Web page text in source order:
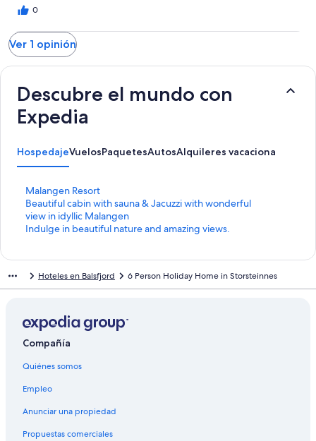
0
Ver 1 opinión
Descubre el mundo con
Expedia
HospedajeVuelosPaquetesAutosAlquileres vacacionales
Malangen Resort
E
n
l
a
r
a
b
r
r
a
p
á
g
Beautiful cabin with sauna & Jacuzzi with wonderful
view in idyllic Malangen
E
n
l
p
a
a
a
b
i
l
a
p
á
Indulge in beautiful nature and amazing views.
E
e
a
r
a
b
i
r
a
Hoteles en Balsfjord 6 Person Holiday Home in Storsteinnes
Compañía
Quiénes somos
Empleo
Anunciar una propiedad
Propuestas comerciales